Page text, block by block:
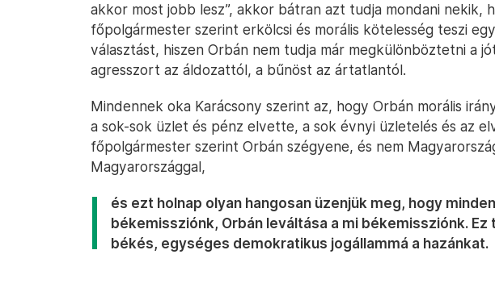
akkor most jobb lesz”, akkor bátran azt tudja mondani nekik,
főpolgármester szerint erkölcsi és morális kötelesség teszi
választást, hiszen Orbán nem tudja már megkülönböztetni a
agresszort az áldozattól, a bűnöst az ártatlantól.
Mindennek oka Karácsony szerint az, hogy Orbán morális
a sok-sok üzlet és pénz elvette, a sok évnyi üzletelés és az
főpolgármester szerint Orbán szégyene, és nem
Magyarországgal,
és ezt holnap olyan hangosan üzenjük meg, hogy
békemissziónk, Orbán leváltása a mi békemissziónk. Ez
békés, egységes demokratikus jogállammá a hazánkat.